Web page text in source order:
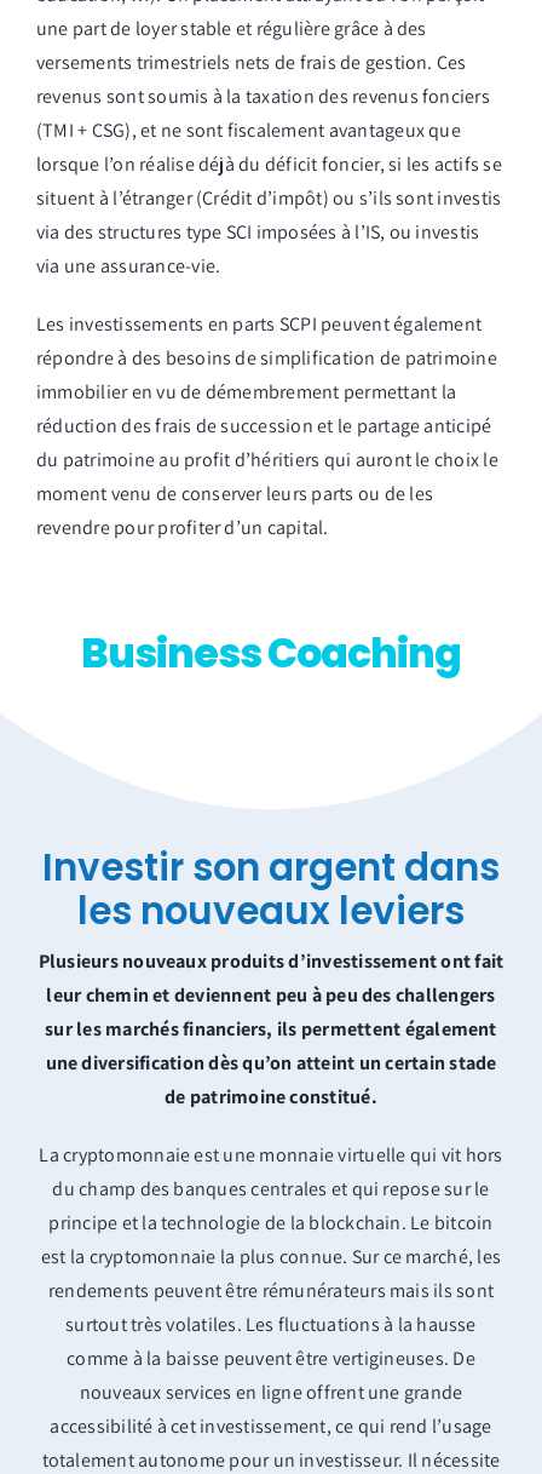
une part de loyer stable et régulière grâce à des
versements trimestriels nets de frais de gestion. Ces
revenus sont soumis à la taxation des revenus fonciers
(TMI + CSG), et ne sont fiscalement avantageux que
lorsque l’on réalise déjà du déficit foncier, si les actifs se
situent à l’étranger (Crédit d’impôt) ou s’ils sont investis
via des structures type SCI imposées à l’IS, ou investis
via une assurance-vie.
Les investissements en parts SCPI peuvent également
répondre à des besoins de simplification de patrimoine
immobilier en vu de démembrement permettant la
réduction des frais de succession et le partage anticipé
du patrimoine au profit d’héritiers qui auront le choix le
moment venu de conserver leurs parts ou de les
revendre pour profiter d’un capital.
Business Coaching
Investir son argent dans
les nouveaux leviers
Plusieurs nouveaux produits d’investissement ont fait
leur chemin et deviennent peu à peu des challengers
sur les marchés financiers, ils permettent également
une diversification dès qu’on atteint un certain stade
de patrimoine constitué.
La cryptomonnaie est une monnaie virtuelle qui vit hors
du champ des banques centrales et qui repose sur le
principe et la technologie de la blockchain. Le bitcoin
est la cryptomonnaie la plus connue. Sur ce marché, les
rendements peuvent être rémunérateurs mais ils sont
surtout très volatiles. Les fluctuations à la hausse
comme à la baisse peuvent être vertigineuses. De
nouveaux services en ligne offrent une grande
accessibilité à cet investissement, ce qui rend l’usage
totalement autonome pour un investisseur. Il nécessite